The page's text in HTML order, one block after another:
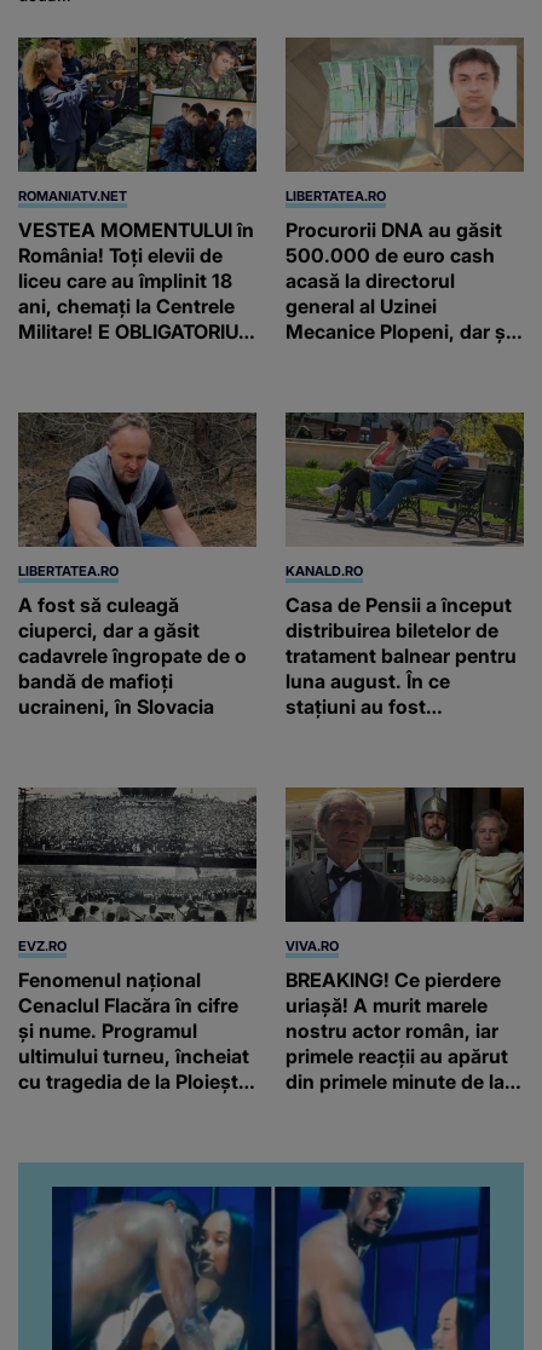
ROMANIATV.NET
VESTEA MOMENTULUI în
România! Toți elevii de
liceu care au împlinit 18
ani, chemați la Centrele
Militare! E OBLIGATORIU.
LIBERTATEA.RO
Procurorii DNA au găsit
500.000 de euro cash
acasă la directorul
general al Uzinei
Mecanice Plopeni, dar și
LIBERTATEA.RO
A fost să culeagă
ciuperci, dar a găsit
cadavrele îngropate de o
bandă de mafioți
ucraineni, în Slovacia
KANALD.RO
Casa de Pensii a început
distribuirea biletelor de
tratament balnear pentru
luna august. În ce
stațiuni au fost
EVZ.RO
Fenomenul național
Cenaclul Flacăra în cifre
și nume. Programul
ultimului turneu, încheiat
cu tragedia de la Ploiești.
VIVA.RO
BREAKING! Ce pierdere
uriașă! A murit marele
nostru actor român, iar
primele reacții au apărut
din primele minute de la
pentru el...” Ce s-a aflat
până în acest moment